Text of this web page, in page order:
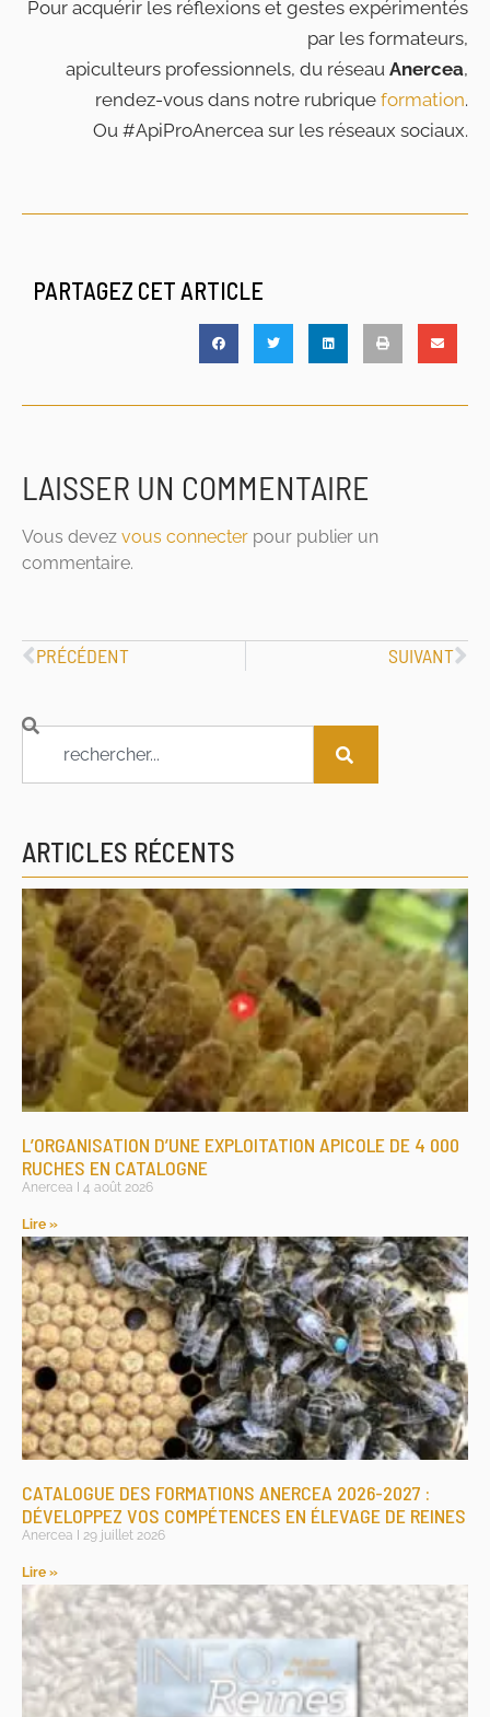
Pour acquérir les réflexions et gestes expérimentés
par les formateurs,
apiculteurs professionnels, du réseau Anercea,
rendez-vous dans notre rubrique formation.
Ou #ApiProAnercea sur les réseaux sociaux.
PARTAGEZ CET ARTICLE
LAISSER UN COMMENTAIRE
Vous devez vous connecter pour publier un
commentaire.
PRÉCÉDENT SUIVANT
ARTICLES RÉCENTS
L’ORGANISATION D’UNE EXPLOITATION APICOLE DE 4 000
RUCHES EN CATALOGNE
Anercea 4 août 2026
Lire »
CATALOGUE DES FORMATIONS ANERCEA 2026-2027 :
DÉVELOPPEZ VOS COMPÉTENCES EN ÉLEVAGE DE REINES
Anercea 29 juillet 2026
Lire »